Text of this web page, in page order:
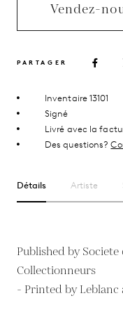
Vendez-
PARTAGER
Inventaire 13101
Signé
Livré avec la
Des questions?
Détails Artiste
Published by
Collectionneurs
- Printed by